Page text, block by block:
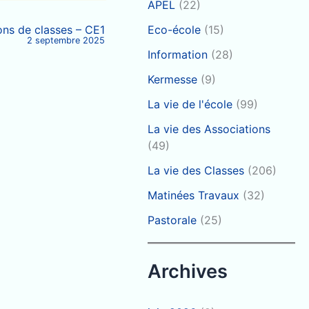
de classes – CE1
2 septembre 2025
APEL (22)
Eco-école (15)
Information (28)
Kermesse (9)
La vie de l'école (99)
La vie des Associations
(49)
La vie des Classes (206)
Matinées Travaux (32)
Pastorale (25)
Archives